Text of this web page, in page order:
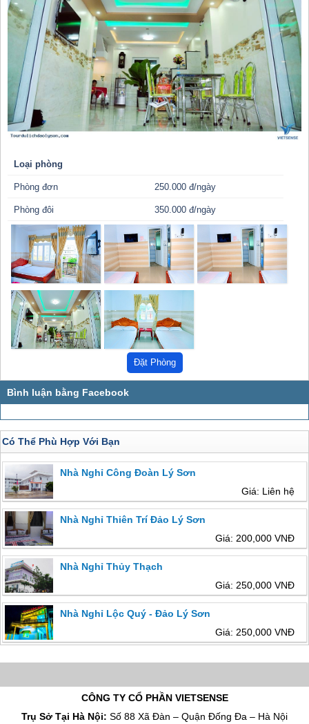
Loại phòng
Phòng đơn 250.000 đ/ngày
Phòng đôi 350.000 đ/ngày
Có Thể Phù Hợp Với Bạn
Nhà Nghỉ Công Đoàn Lý Sơn
Giá: Liên hệ
Nhà Nghỉ Thiên Trí Đảo Lý Sơn
Giá: 200,000 VNĐ
Nhà Nghỉ Thủy Thạch
Giá: 250,000 VNĐ
Nhà Nghỉ Lộc Quý - Đảo Lý Sơn
Giá: 250,000 VNĐ
CÔNG TY CỔ PHẦN VIETSENSE
Trụ Sở Tại Hà Nội: Số 88 Xã Đàn – Quận Đống Đa – Hà Nội